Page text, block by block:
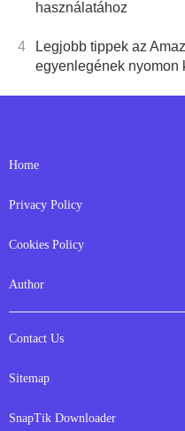
használatához
4
Legjobb tippek az
egyenlegének nyomon
Home
Privacy Policy
Cookies Policy
Author
Contact Us
Sitemap
SnapTik Downloader